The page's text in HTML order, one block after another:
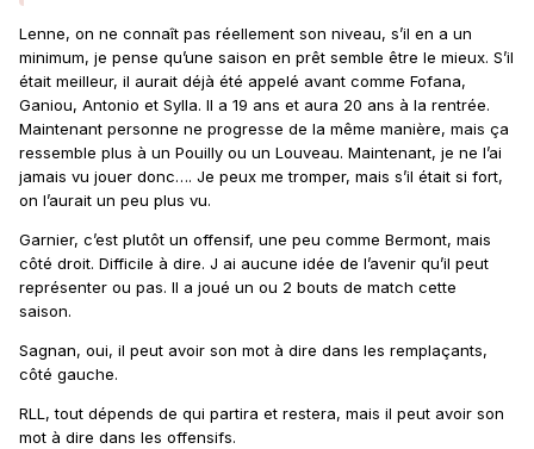
Lenne, on ne connaît pas réellement son niveau, s’il en a un
minimum, je pense qu’une saison en prêt semble être le mieux. S’il
était meilleur, il aurait déjà été appelé avant comme Fofana,
Ganiou, Antonio et Sylla. Il a 19 ans et aura 20 ans à la rentrée.
Maintenant personne ne progresse de la même manière, mais ça
ressemble plus à un Pouilly ou un Louveau. Maintenant, je ne l’ai
jamais vu jouer donc…. Je peux me tromper, mais s’il était si fort,
on l’aurait un peu plus vu.
Garnier, c’est plutôt un offensif, une peu comme Bermont, mais
côté droit. Difficile à dire. J ai aucune idée de l’avenir qu’il peut
représenter ou pas. Il a joué un ou 2 bouts de match cette
saison.
Sagnan, oui, il peut avoir son mot à dire dans les remplaçants,
côté gauche.
RLL, tout dépends de qui partira et restera, mais il peut avoir son
mot à dire dans les offensifs.